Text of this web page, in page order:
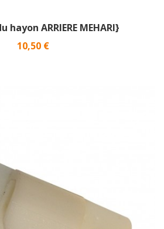
hayon ARRIERE MEHARI}
Prix
10,50 €